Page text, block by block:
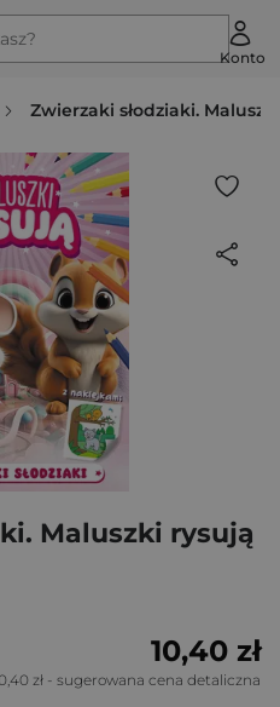
Konto
Zwierzaki słodziaki.
Maluszki rysują
10,40 zł
zł - sugerowana cena detaliczna